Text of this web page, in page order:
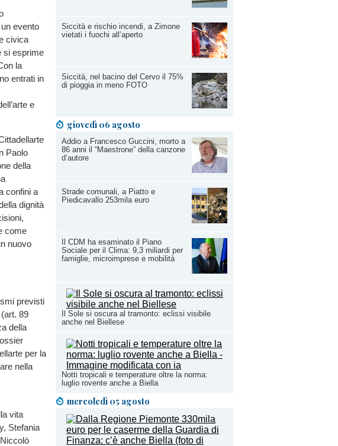
Siccità e rischio incendi, a Zimone
vietati i fuochi all’aperto
Siccità, nel bacino del Cervo il 75%
di pioggia in meno FOTO
giovedì 06 agosto
Addio a Francesco Guccini, morto a
86 anni il “Maestrone” della canzone
d’autore
Strade comunali, a Piatto e
Piedicavallo 253mila euro
Il CDM ha esaminato il Piano
Sociale per il Clima: 9,3 miliardi per
famiglie, microimprese e mobilità
Il Sole si oscura al tramonto: eclissi visibile
anche nel Biellese
Notti tropicali e temperature oltre la norma:
luglio rovente anche a Biella
mercoledì 05 agosto
evento
civica
si esprime
la
entrati in
e
Paolo
della
confini a
dignità
come
nuovo
previsti
89
della
per la
nella
vita
Stefania